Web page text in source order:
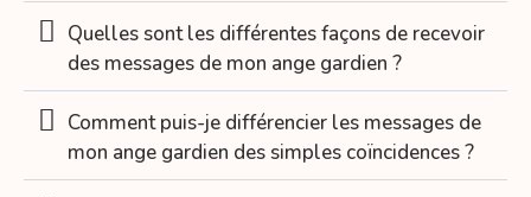
Quelles sont les différentes façons de recevoir
des messages de mon ange gardien ?
Comment puis-je différencier les messages de
mon ange gardien des simples coïncidences ?